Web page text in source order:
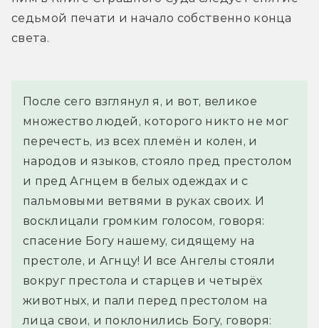
седьмой печати и начало собственно конца
света.
После сего взглянул я, и вот, великое
множество людей, которого никто не мог
перечесть, из всех племён и колен, и
народов и языков, стояло пред престолом
и пред Агнцем в белых одеждах и с
пальмовыми ветвями в руках своих. И
восклицали громким голосом, говоря:
спасение Богу нашему, сидящему на
престоле, и Агнцу! И все Ангелы стояли
вокруг престола и старцев и четырёх
животных, и пали перед престолом на
лица свои, и поклонились Богу, говоря: